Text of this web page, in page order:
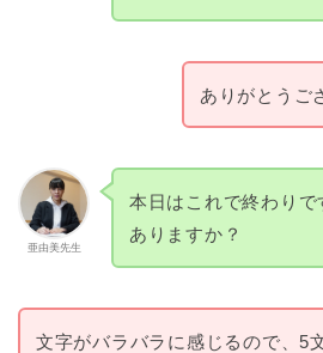
ありがとうご
亜由美先生
本日はこれで終わり
ありますか？
文字がバラバラに感じるので、5